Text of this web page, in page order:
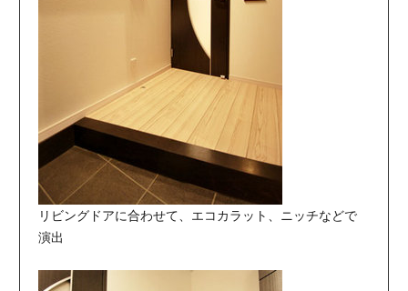
リビングドアに合わせて、エコカラット、ニッチなどで
演出